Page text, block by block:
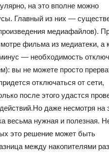
на это вполне можно
Главный из них —
медиафайлов).
фильма из медиатеки, а
— необходимость
вы не можете просто
отключаться от сети,
после этого удастся
даже несмотря на
весьма нужная и полезная.
это решение может быть
между накопителями